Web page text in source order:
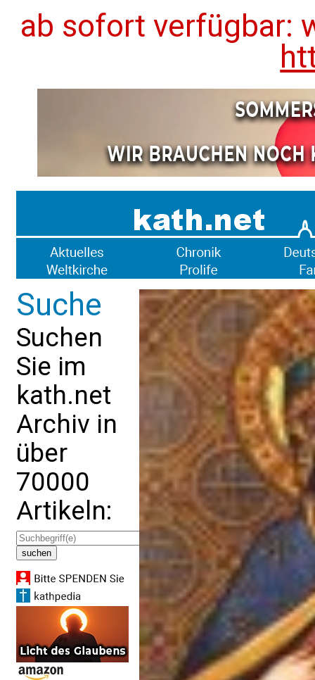
ab sofort verfügbar:
Suche
Suchen
Sie im
kath.net
Archiv in
über
70000
Artikeln: